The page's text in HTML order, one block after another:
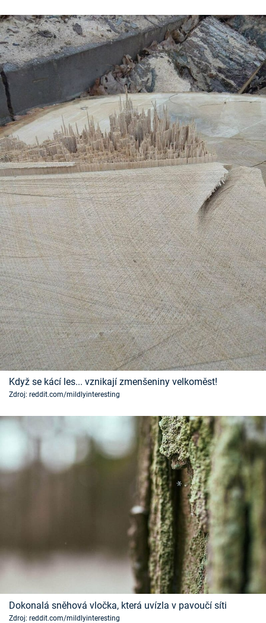
Když se kácí les... vznikají zmenšeniny velkoměst!
Zdroj: reddit.com/mildlyinteresting
Dokonalá sněhová vločka, která uvízla v pavoučí síti
Zdroj: reddit.com/mildlyinteresting